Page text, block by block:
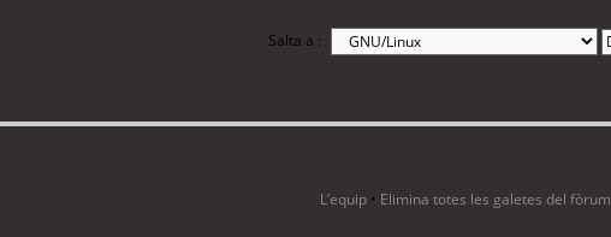
Salta a :
L’equip • Elimina totes les galetes del fòrum